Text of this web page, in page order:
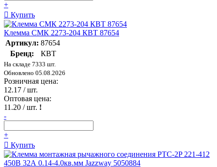
+
Купить
Клемма СМК 2273-204 КВТ 87654
Артикул: 87654
Бренд:
КВТ
На складе 7333 шт.
Обновлено 05.08.2026
Розничная цена:
12.17 / шт.
Оптовая цена:
11.20 / шт. !
-
+
Купить